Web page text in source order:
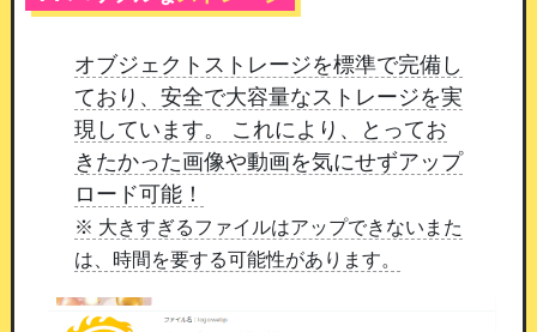
マイページへの表示について
マイページに出すかどうかは、ページ編集のマイ
ページコンポにある「ポイント消費（交換アイテ
ム）」から設定します。
ージで、まだ一度もマイページの並び順を保存し
ていない場合は、 設定を一度開いて保存
さい。保存されるまで表示されません。
オブジェクトストレージを標準で完備し
ており、安全で大容量なストレージを実
現しています。 これにより、とってお
きたかった画像や動画を気にせずアップ
ロード可能！
※ 大きすぎるファイルはアップできないまた
は、時間を要する可能性があります。